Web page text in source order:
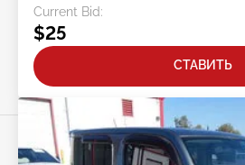
Current Bid:
$25
СТАВИТЬ